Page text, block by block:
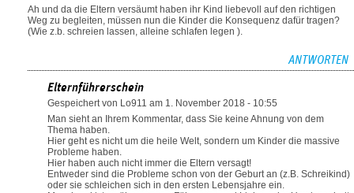
Ah und da die Eltern versäumt haben ihr Kind liebevoll auf den richtigen
Weg zu begleiten, müssen nun die Kinder die Konsequenz dafür tragen?
(Wie z.b. schreien lassen, alleine schlafen legen ).
ANTWORTEN
Elternführerschein
Gespeichert von Lo911 am 1. November 2018 - 10:55
Man sieht an Ihrem Kommentar, dass Sie keine Ahnung von dem
Thema haben.
Hier geht es nicht um die heile Welt, sondern um Kinder die massive
Probleme haben.
Hier haben auch nicht immer die Eltern versagt!
Entweder sind die Probleme schon von der Geburt an (z.B. Schreikind)
oder sie schleichen sich in den ersten Lebensjahre ein.